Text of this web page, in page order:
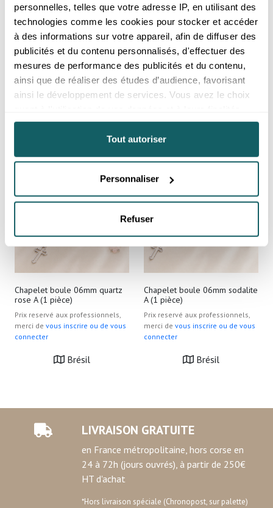
personnelles, telles que votre adresse IP, en utilisant des
technologies comme les cookies pour stocker et accéder
à des informations sur votre appareil, afin de diffuser des
publicités et du contenu personnalisés, d'effectuer des
mesures de performance des publicités et du contenu,
ainsi que de réaliser des études d’audience, favorisant
ainsi le développement de services. Vous avez le choix
Vous pouvez modifier ou retirer votre consentement à
tout moment en consultant la Déclaration relative aux
cookies ou en cliquant sur l'icône de confidentialité.
Si vous le permettez, nous aimerions également :
Collecter des informations sur votre localisation
géographique qui peuvent être précises à plusieurs
pour en relever les caractéristiques spécifiques
(empreintes digitales).
Pour en savoir plus sur le traitement de vos données
personnelles et définir vos préférences, reportez-vous à
lasection « Détails ». Vous pouvez modifier ou retirer
votre consentement à tout moment à partir de la
médias sociaux et d'analyser notre trafic. Nous
partageons également des informations sur l'utilisation de
notre site avec nos partenaires de médias sociaux, de
publicité et d'analyse, qui peuvent combiner celles-ci
avec d'autres informations que vous leur avez fournies
ou qu'ils ont collectées lors de votre utilisation de leurs
Tout autoriser
Personnaliser
Refuser
Chapelet boule 06mm oeil de
tigre A (1 pièce)
Prix reservé aux professionnels,
Afrique du Sud
Chapelet boule 06mm quartz
chlorite A (1 pièce)
Prix reservé aux professionnels,
Chapelet boule 06mm quartz
rose A (1 pièce)
Prix reservé aux professionnels,
merci de vous inscrire ou de vous
connecter
Brésil
Chapelet boule 06mm sodalite
A (1 pièce)
Prix reservé aux professionnels,
merci de vous inscrire ou de vous
connecter
Brésil
LIVRAISON GRATUITE
en France métropolitaine, hors corse en
24 à 72h (jours ouvrés), à partir de 250€
HT d'achat
*Hors livraison spéciale (Chronopost, sur palette)